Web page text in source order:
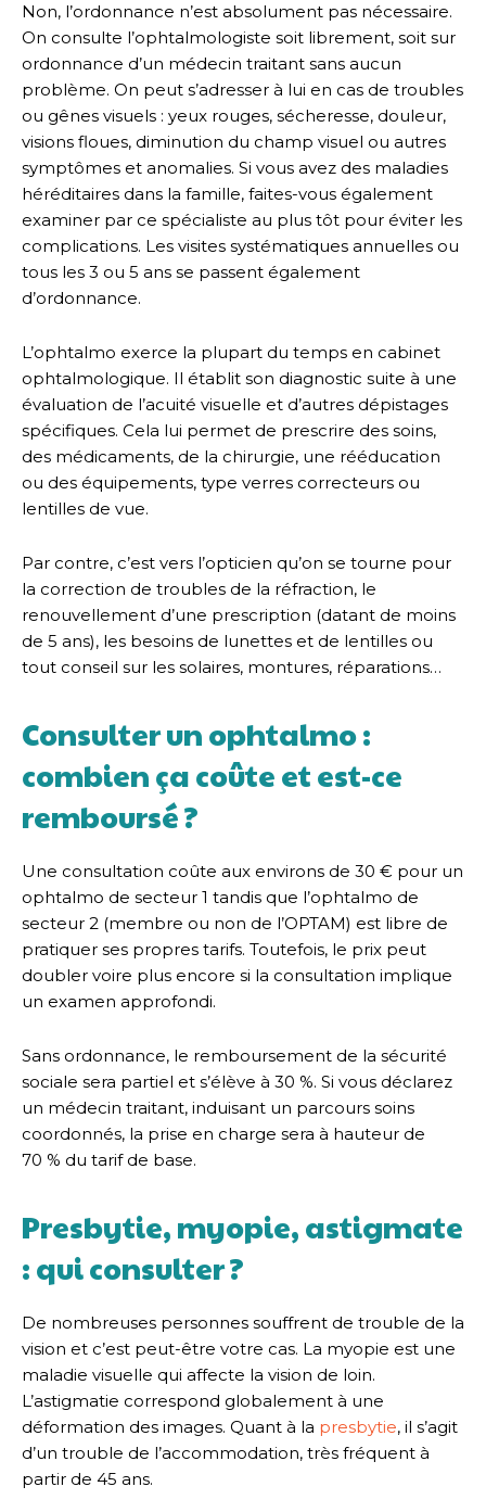
Non, l’ordonnance n’est absolument pas nécessaire.
On consulte l’ophtalmologiste soit librement, soit sur
ordonnance d’un médecin traitant sans aucun
problème. On peut s’adresser à lui en cas de troubles
ou gênes visuels : yeux rouges, sécheresse, douleur,
visions floues, diminution du champ visuel ou autres
symptômes et anomalies. Si vous avez des maladies
héréditaires dans la famille, faites-vous également
examiner par ce spécialiste au plus tôt pour éviter les
complications. Les visites systématiques annuelles ou
tous les 3 ou 5 ans se passent également
d’ordonnance.
L’ophtalmo exerce la plupart du temps en cabinet
ophtalmologique. Il établit son diagnostic suite à une
évaluation de l’acuité visuelle et d’autres dépistages
spécifiques. Cela lui permet de prescrire des soins,
des médicaments, de la chirurgie, une rééducation
ou des équipements, type verres correcteurs ou
lentilles de vue.
Par contre, c’est vers l’opticien qu’on se tourne pour
la correction de troubles de la réfraction, le
renouvellement d’une prescription (datant de moins
de 5 ans), les besoins de lunettes et de lentilles ou
tout conseil sur les solaires, montures, réparations…
Consulter un ophtalmo :
combien ça coûte et est-ce
remboursé ?
Une consultation coûte aux environs de 30 € pour un
ophtalmo de secteur 1 tandis que l’ophtalmo de
secteur 2 (membre ou non de l’OPTAM) est libre de
pratiquer ses propres tarifs. Toutefois, le prix peut
doubler voire plus encore si la consultation implique
un examen approfondi.
Sans ordonnance, le remboursement de la sécurité
sociale sera partiel et s’élève à 30 %. Si vous déclarez
un médecin traitant, induisant un parcours soins
coordonnés, la prise en charge sera à hauteur de
70 % du tarif de base.
Presbytie, myopie, astigmate
: qui consulter ?
De nombreuses personnes souffrent de trouble de la
vision et c’est peut-être votre cas. La myopie est une
maladie visuelle qui affecte la vision de loin.
L’astigmatie correspond globalement à une
déformation des images. Quant à la presbytie, il s’agit
d’un trouble de l’accommodation, très fréquent à
partir de 45 ans.